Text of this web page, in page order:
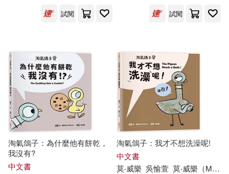
莫旭強(3) 莫筑凌(3)
陳啟峰(3)
Mo(2) Mo Willems(2)
Willems(2) ㄚ莫蝸牛(2)
KADOKAWA(3)
中國計量出版社(3)
北京聯合出版公司(3)
基本書坊(3) 天下書盟(3)
試閱
試閱
淘氣鴿子：為什麼他有餅乾，
我沒有?
中文書
淘氣鴿子：我才不想洗澡呢!
中文書
莫‧威樂 吳愉萱 莫‧威樂（Mo Willems）